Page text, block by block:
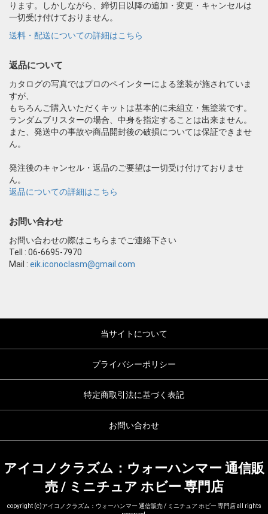
ります。しかしながら、締切日以降の追加・変更・キャンセルは
一切受け付けておりません。
送料・配送についての詳細はこちら
返品について
カタログの写真ではプロのペインターによる塗装が施されていま
すが、
もちろんご購入いただくキットは基本的に未組立・無塗装です。
ランダムブリスターの場合、中身を指定することは出来ません。
また、発送中の事故や商品開封後の破損については保証できませ
ん。
発注後のキャンセル・返品のご要望は一切受け付けておりませ
ん。
返品についての詳細はこちら
お問い合わせ
お問い合わせの際はこちらまでご連絡下さい
Tell : 06-6695-7970
Mail : eik.iconoclasm@gmail.com
当サイトについて
プライバシーポリシー
特定商取引法に基づく表記
お問い合わせ
アイコノクラズム：ウォーハンマー 通信販
売 / ミニチュア ホビー 専門店
copyright (c)アイコノクラズム：ウォーハンマー 通信販売 / ミニチュア ホビー 専門店 all rights